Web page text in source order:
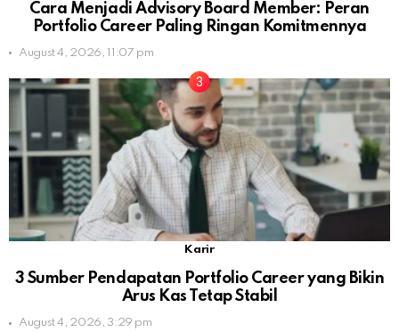
Cara Menjadi Advisory Board Member: Peran
Portfolio Career Paling Ringan Komitmennya
August 4, 2026, 11:07 pm
Karir
3 Sumber Pendapatan Portfolio Career yang Bikin
Arus Kas Tetap Stabil
August 4, 2026, 3:29 pm